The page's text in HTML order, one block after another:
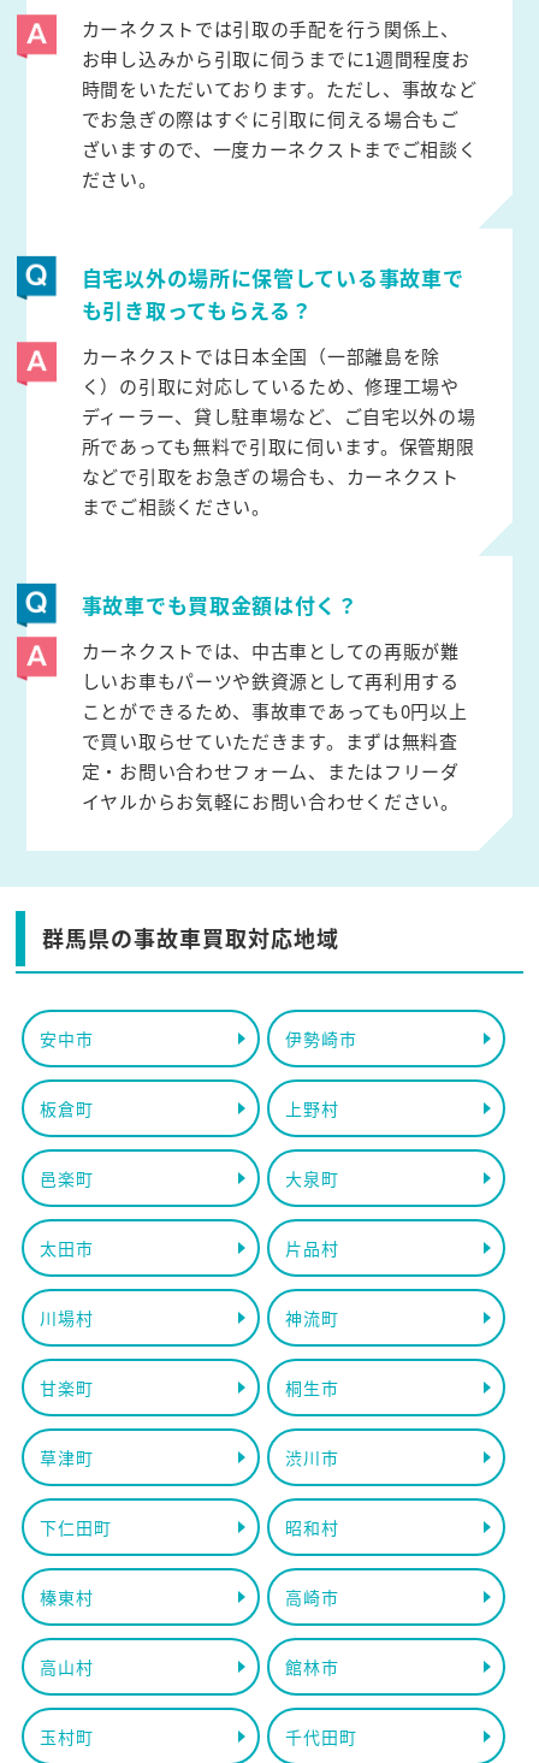
カーネクストでは引取の手配を行う関係上、
お申し込みから引取に伺うまでに1週間程度お
時間をいただいております。ただし、事故など
でお急ぎの際はすぐに引取に伺える場合もご
ざいますので、一度カーネクストまでご相談く
ださい。
自宅以外の場所に保管している事故車で
も引き取ってもらえる？
カーネクストでは日本全国（一部離島を除
く）の引取に対応しているため、修理工場や
ディーラー、貸し駐車場など、ご自宅以外の場
所であっても無料で引取に伺います。保管期限
などで引取をお急ぎの場合も、カーネクスト
までご相談ください。
事故車でも買取金額は付く？
カーネクストでは、中古車としての再販が難
しいお車もパーツや鉄資源として再利用する
ことができるため、事故車であっても0円以上
で買い取らせていただきます。まずは無料査
定・お問い合わせフォーム、またはフリーダ
イヤルからお気軽にお問い合わせください。
群馬県の事故車買取対応地域
安中市 伊勢崎市
板倉町 上野村
邑楽町 大泉町
太田市 片品村
川場村 神流町
甘楽町 桐生市
草津町 渋川市
下仁田町 昭和村
榛東村 高崎市
高山村 館林市
玉村町 千代田町